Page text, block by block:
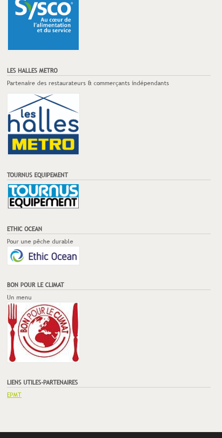
LES HALLES METRO
Partenaire des restaurateurs & commerçants indépendants
TOURNUS EQUIPEMENT
ETHIC OCEAN
Pour une pêche durable
BON POUR LE CLIMAT
Un menu
LIENS UTILES-PARTENAIRES
EPMT